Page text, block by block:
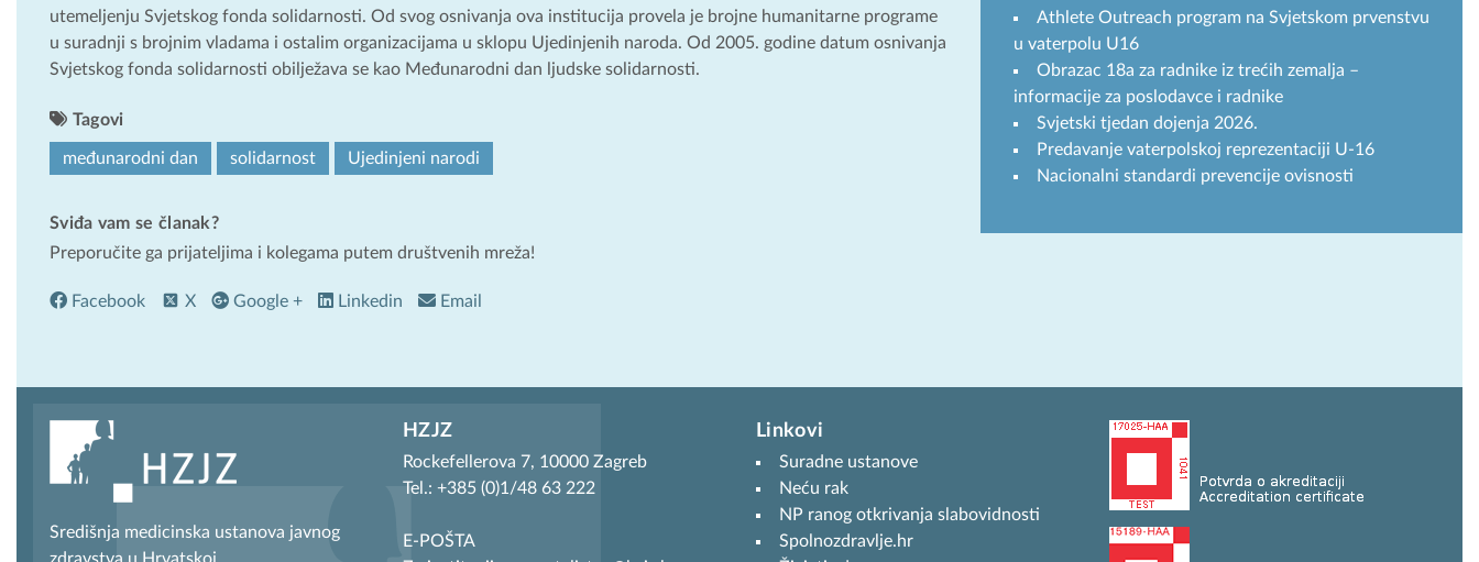
utemeljenju Svjetskog fonda solidarnosti. Od svog osnivanja ova institucija provela je brojne humanitarne programe
u suradnji s brojnim vladama i ostalim organizacijama u sklopu Ujedinjenih naroda. Od 2005. godine datum osnivanja
Svjetskog fonda solidarnosti obilježava se kao Međunarodni dan ljudske solidarnosti.
Tagovi
međunarodni dan solidarnost Ujedinjeni narodi
Sviđa vam se članak?
Preporučite ga prijateljima i kolegama putem društvenih mreža!
Facebook X Google + Linkedin Email
Athlete Outreach program na Svjetskom prvenstvu
u vaterpolu U16
Obrazac 18a za radnike iz trećih zemalja –
informacije za poslodavce i radnike
Svjetski tjedan dojenja 2026.
Predavanje vaterpolskoj reprezentaciji U-16
Nacionalni standardi prevencije ovisnosti
Središnja medicinska ustanova javnog
HZJZ
Rockefellerova 7, 10000 Zagreb
Tel.: +385 (0)1/48 63 222
E-POŠTA
Linkovi
Suradne ustanove
Neću rak
NP ranog otkrivanja slabovidnosti
Spolnozdravlje.hr